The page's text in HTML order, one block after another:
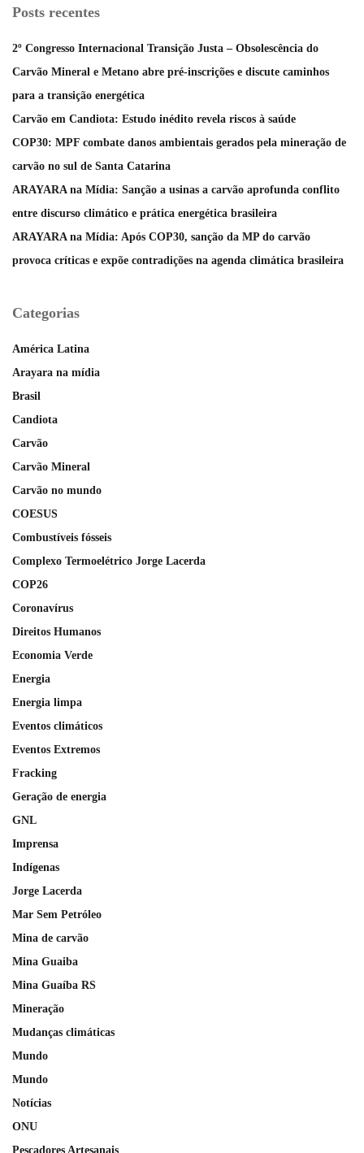
Posts recentes
2º Congresso Internacional Transição Justa – Obsolescência do
Carvão Mineral e Metano abre pré-inscrições e discute caminhos
para a transição energética
Carvão em Candiota: Estudo inédito revela riscos à saúde
COP30: MPF combate danos ambientais gerados pela mineração de
carvão no sul de Santa Catarina
ARAYARA na Mídia: Sanção a usinas a carvão aprofunda conflito
entre discurso climático e prática energética brasileira
ARAYARA na Mídia: Após COP30, sanção da MP do carvão
provoca críticas e expõe contradições na agenda climática brasileira
Categorias
América Latina
Arayara na mídia
Brasil
Candiota
Carvão
Carvão Mineral
Carvão no mundo
COESUS
Combustíveis fósseis
Complexo Termoelétrico Jorge Lacerda
COP26
Coronavírus
Direitos Humanos
Economia Verde
Energia
Energia limpa
Eventos climáticos
Eventos Extremos
Fracking
Geração de energia
GNL
Imprensa
Indígenas
Jorge Lacerda
Mar Sem Petróleo
Mina de carvão
Mina Guaiba
Mina Guaíba RS
Mineração
Mudanças climáticas
Mundo
Mundo
Notícias
ONU
Pescadores Artesanais